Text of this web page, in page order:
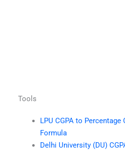
Tools
LPU CGPA to
Formula
Delhi University (DU)